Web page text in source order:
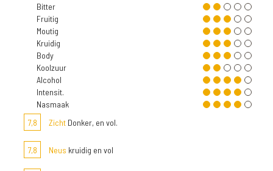
Bitter
Fruitig
Moutig
Kruidig
Body
Koolzuur
Alcohol
Intensit.
Nasmaak
7,8
Zicht Donker, en vol.
7,8 Neus kruidig en vol